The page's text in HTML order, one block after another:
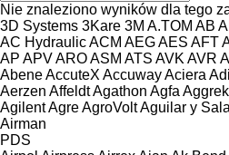
Nie znaleziono wyników dla tego
3D Systems 3Kare 3M A.TOM AB
AC HydraulicACM AEGAES AFT
AP APVAROASM ATS AVK AVR
AbeneAccuteX AccuwayAciera
Aerzen AffeldtAgathon Agfa
AgilentAgreAgroVoltAguilar y
Airman
PDS